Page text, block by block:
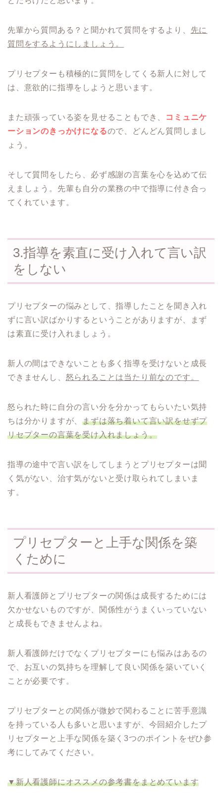
先輩から質問ある？と聞かれて質問をするより、 先に
質問をするようにしましょう。
プリセプターも積極的に質問をしてくる新人に対して
は、意欲的に指導をしようと思います。
また頑張っている姿を見せることもでき、
コミュニケ
ーションのきっかけになるので、どんどん質問しまし
ょう。
そして質問をしたら、必ず感謝の言葉を心を込めて伝
えましょう。先輩も自分の業務の中で指導に付き合っ
てくれています。
3.指導を素直に受け入れて言い訳
をしない
プリセプターの悩みとして、指導したことを聞き入れ
ずに言い訳ばかりするということがありますが、まず
は素直に受け入れましょう。
新人の間はできないことも多く指導を受けないと成長
できませんし、 怒られることは当たり前なのです。
怒られた時に自分の言い分を分かってもらいたい気持
ちは分かりますが、まずは落ち着いて言い訳をせずプ
リセプターの言葉を受け入れましょう。
指導の途中で言い訳をしてしまうとプリセプターは聞
く気がない、治す気がないと受け取られてしまいま
す。
プリセプターと上手な関係を築
くために
新人看護師とプリセプターの関係は成長するためには
欠かせないものですが、関係性がうまくいっていない
と成長もできませんよね。
新人看護師だけでなくプリセプターにも悩みはあるの
で、お互いの気持ちを理解して良い関係を築いていく
ことが必要です。
プリセプターとの関係が微妙で関わることに苦手意識
を持っている人も多いと思いますが、今回紹介したプ
リセプターと上手な関係を築く3つのポイントをぜひ参
考にしてみてください。
▼新人看護師にオススメの参考書をまとめています